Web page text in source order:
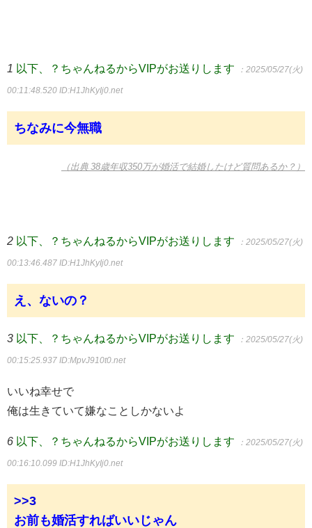
1 以下、？ちゃんねるからVIPがお送りします ：2025/05/27(火)
00:11:48.520 ID:H1JhKyIj0.net
ちなみに今無職
（出典 38歳年収350万が婚活で結婚したけど質問あるか？）
2 以下、？ちゃんねるからVIPがお送りします ：2025/05/27(火)
00:13:46.487 ID:H1JhKyIj0.net
え、ないの？
3 以下、？ちゃんねるからVIPがお送りします ：2025/05/27(火)
00:15:25.937 ID:MpvJ910t0.net
いいね幸せで
俺は生きていて嫌なことしかないよ
6 以下、？ちゃんねるからVIPがお送りします ：2025/05/27(火)
00:16:10.099 ID:H1JhKyIj0.net
>>3
お前も婚活すればいいじゃん